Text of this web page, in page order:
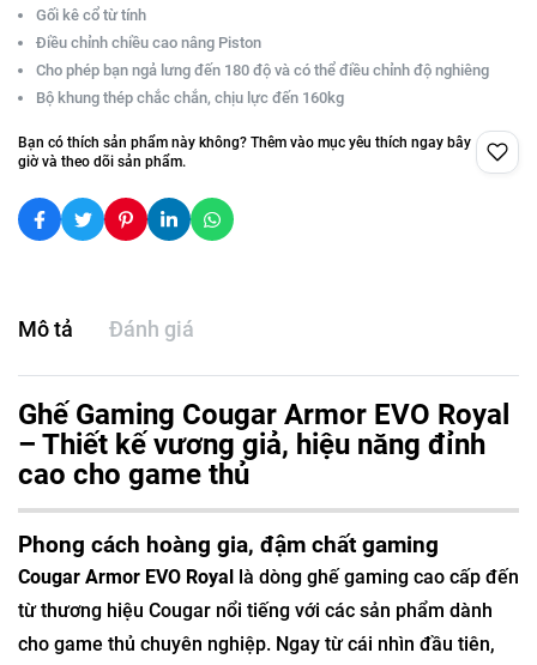
Gối kê cổ từ tính
Điều chỉnh chiều cao nâng Piston
Cho phép bạn ngả lưng đến 180 độ và có thể điều chỉnh độ nghiêng
Bộ khung thép chắc chắn, chịu lực đến 160kg
Bạn có thích sản phẩm này không? Thêm vào mục yêu thích ngay bây
giờ và theo dõi sản phẩm.
Mô tả Đánh giá
Ghế Gaming Cougar Armor EVO Royal
– Thiết kế vương giả, hiệu năng đỉnh
cao cho game thủ
Phong cách hoàng gia, đậm chất gaming
Cougar Armor EVO Royal là dòng ghế gaming cao cấp đến
từ thương hiệu Cougar nổi tiếng với các sản phẩm dành
cho game thủ chuyên nghiệp. Ngay từ cái nhìn đầu tiên,